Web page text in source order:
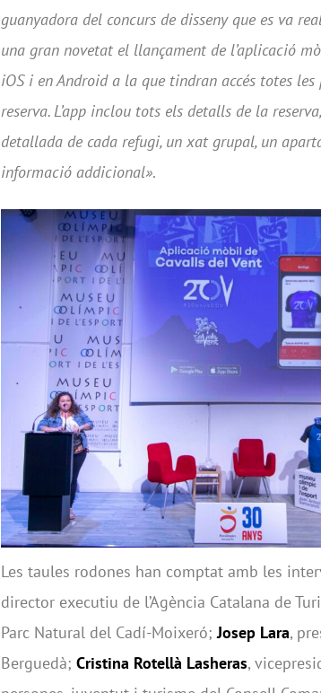
guanyadora del concurs de disseny que es va
una gran novetat el llançament de l’aplicació
iOS i en Android a la que tindran accés totes
reserva. L’app inclou tots els detalls de la
detallada de cada refugi, un xat grupal, un
informació addicional».
Les taules rodones han comptat amb les
director executiu de l’Agència Catalana de
Parc Natural del Cadí-Moixeró;Josep Lara,
Berguedà; Cristina Rotellà Lasheras,